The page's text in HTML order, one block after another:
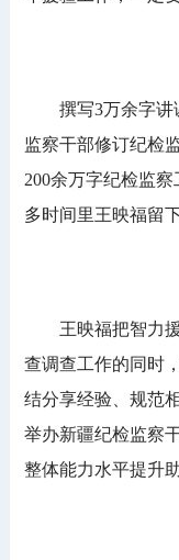
撰写3万余字讲
监察干部修订纪检
200余万字纪检监
多时间里王映福留
王映福把智力援
查调查工作的同时
结分享经验、规范
举办新疆纪检监察
整体能力水平提升助